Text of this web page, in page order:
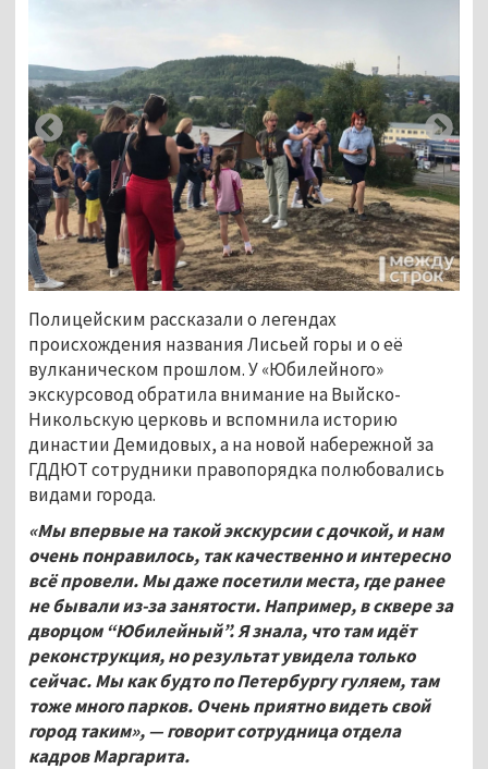
Полицейским рассказали о легендах
происхождения названия Лисьей горы и о её
вулканическом прошлом. У «Юбилейного»
экскурсовод обратила внимание на Выйско-
Никольскую церковь и вспомнила историю
династии Демидовых, а на новой набережной за
ГДДЮТ сотрудники правопорядка полюбовались
видами города.
«Мы впервые на такой экскурсии с дочкой, и нам
очень понравилось, так качественно и интересно
всё провели. Мы даже посетили места, где ранее
не бывали из-за занятости. Например, в сквере за
дворцом “Юбилейный”. Я знала, что там идёт
реконструкция, но результат увидела только
сейчас. Мы как будто по Петербургу гуляем, там
тоже много парков. Очень приятно видеть свой
город таким», — говорит сотрудница отдела
кадров Маргарита.